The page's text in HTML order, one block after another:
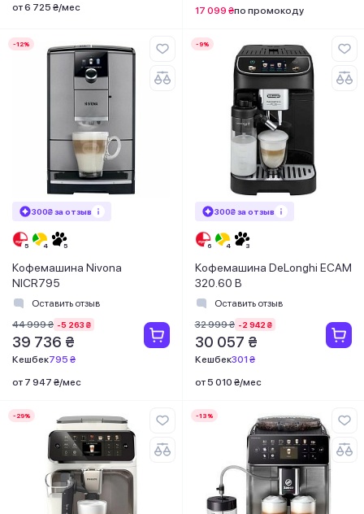
от 6 725 ₴/мес
17 099 ₴по промокоду
-12%
300₴ за отзыв
Кофемашина Nivona
NICR795
Оставить отзыв
44 999 ₴ -5 263 ₴
39 736 ₴
Кешбек795 ₴
от 7 947 ₴/мес
-9%
300₴ за отзыв
Кофемашина DeLonghi ECAM
320.60 B
Оставить отзыв
32 999 ₴ -2 942 ₴
30 057 ₴
Кешбек301 ₴
от 5 010 ₴/мес
-29% -13%